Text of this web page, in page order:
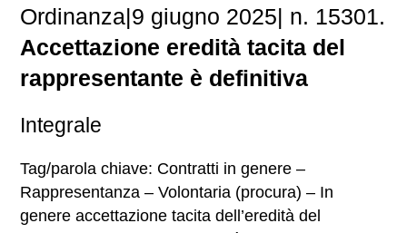
Ordinanza|9 giugno 2025| n. 15301.
Accettazione eredità tacita del
rappresentante è definitiva
Integrale
Tag/parola chiave: Contratti in genere –
Rappresentanza – Volontaria (procura) – In
genere accettazione tacita dell’eredità del